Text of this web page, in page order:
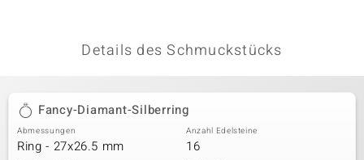
Details des Schmuckstücks
Fancy-Diamant-Silberring
Abmessungen
Ring - 27x26.5 mm
Anzahl Edelsteine
16